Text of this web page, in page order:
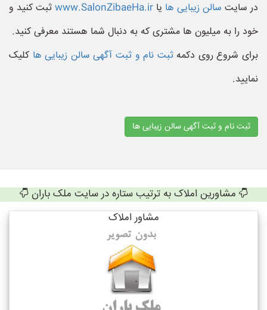
در سایت سالن زیبایی ها یا www.SalonZibaeHa.ir ثبت کنید و
خود را به میلیون ها مشتری که به دنبال شما هستند معرفی کنید.
برای شروع روی دکمهثبت نام و ثبت آگهی سالن زیبایی ها کلیک
نمایید.
ثبت نام و ثبت آگهی سالن زیبایی ها
مشاورین املاک به ترتیب ستاره در سایت ملک باران
مشاور املاک